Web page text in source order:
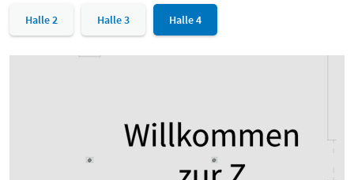
Halle 2 Halle 3 Halle 4